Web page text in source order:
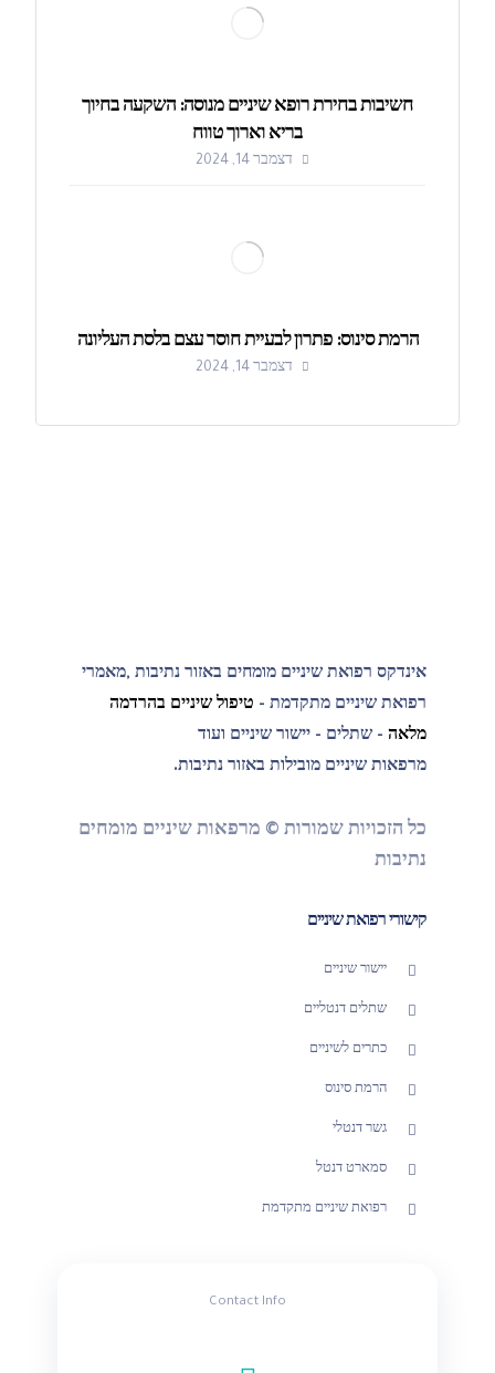
חשיבות בחירת רופא שיניים מנוסה: השקעה בחיוך
בריא וארוך טווח
דצמבר 14, 2024
הרמת סינוס: פתרון לבעיית חוסר עצם בלסת העליונה
דצמבר 14, 2024
אינדקס רפואת שיניים מומחים באזור נתיבות ,מאמרי
רפואת שיניים מתקדמת - טיפול שיניים בהרדמה
מלאה - שתלים - יישור שיניים ועוד
מרפאות שיניים מובילות באזור נתיבות.
כל הזכויות שמורות © מרפאות שיניים מומחים
נתיבות
קישורי רפואת שיניים
יישור שיניים
שתלים דנטליים
כתרים לשיניים
הרמת סינוס
גשר דנטלי
סמארט דנטל
רפואת שיניים מתקדמת
Contact Info